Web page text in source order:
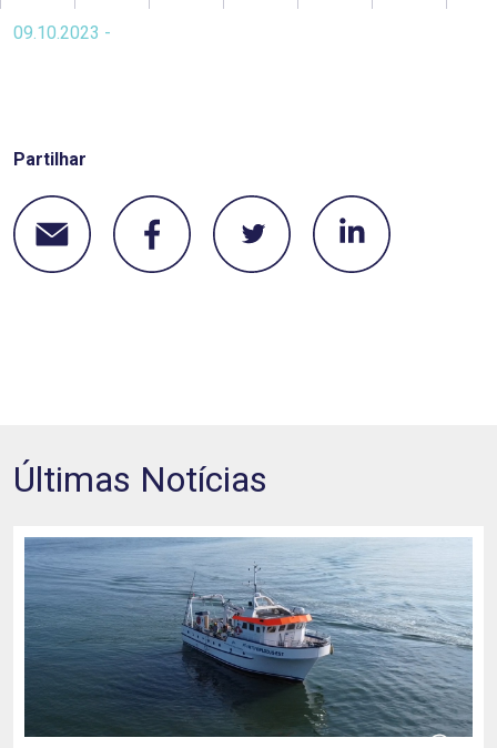
09.10.2023 -
Partilhar
Últimas Notícias